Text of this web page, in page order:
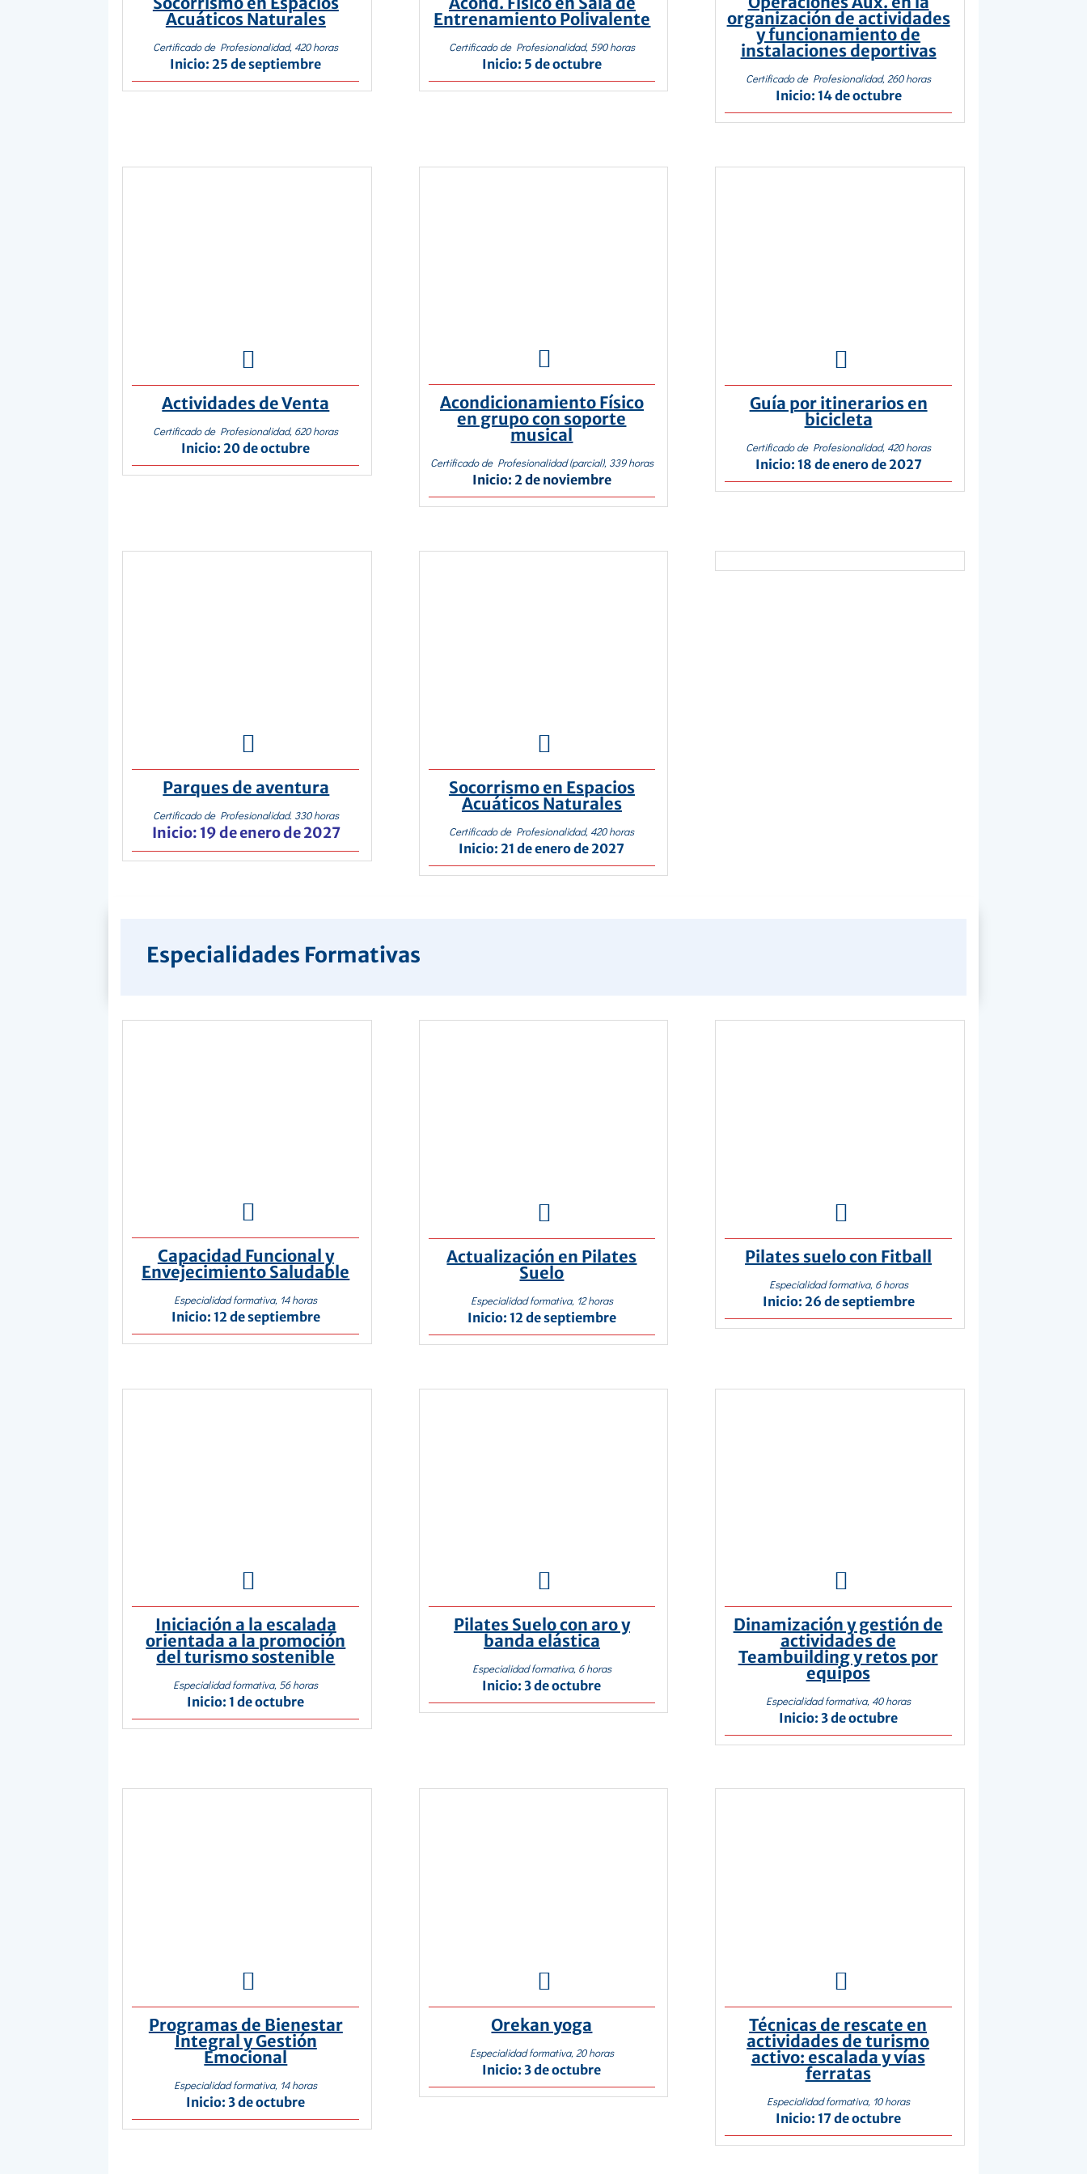
Acuáticos Naturales
Certificado de Profesionalidad, 420 horas
Inicio: 25 de septiembre
Entrenamiento Polivalente
Certificado de Profesionalidad, 590 horas
Inicio: 5 de octubre
organización de actividades
y funcionamiento de
instalaciones deportivas
Certificado de Profesionalidad, 260 horas
Inicio: 14 de octubre

Actividades de Venta
Certificado de Profesionalidad, 620 horas
Inicio: 20 de octubre

Acondicionamiento Físico
en grupo con soporte
musical
Certificado de Profesionalidad (parcial), 339 horas
Inicio: 2 de noviembre

Guía por itinerarios en
bicicleta
Certificado de Profesionalidad, 420 horas
Inicio: 18 de enero de 2027

Parques de aventura
Certificado de Profesionalidad. 330 horas
Inicio: 19 de enero de 2027

Socorrismo en Espacios
Acuáticos Naturales
Certificado de Profesionalidad, 420 horas
Inicio: 21 de enero de 2027
Especialidades Formativas

Capacidad Funcional y
Envejecimiento Saludable
Especialidad formativa, 14 horas
Inicio: 12 de septiembre

Actualización en Pilates
Suelo
Especialidad formativa, 12 horas
Inicio: 12 de septiembre

Pilates suelo con Fitball
Especialidad formativa, 6 horas
Inicio: 26 de septiembre

Iniciación a la escalada
orientada a la promoción
del turismo sostenible
Especialidad formativa, 56 horas
Inicio: 1 de octubre

Pilates Suelo con aro y
banda elástica
Especialidad formativa, 6 horas
Inicio: 3 de octubre

Dinamización y gestión de
actividades de
Teambuilding y retos por
equipos
Especialidad formativa, 40 horas
Inicio: 3 de octubre

Programas de Bienestar
Integral y Gestión
Emocional
Especialidad formativa, 14 horas
Inicio: 3 de octubre

Orekan yoga
Especialidad formativa, 20 horas
Inicio: 3 de octubre

Técnicas de rescate en
actividades de turismo
activo: escalada y vías
ferratas
Especialidad formativa, 10 horas
Inicio: 17 de octubre